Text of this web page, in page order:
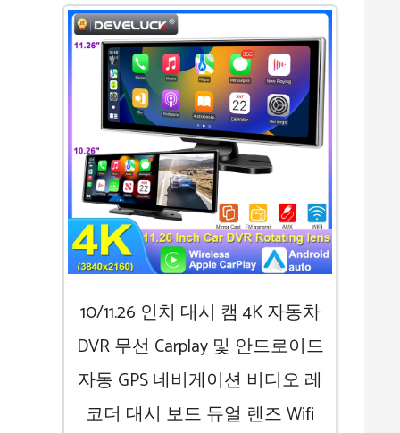
10/11.26 인치 대시 캠 4K 자동차
DVR 무선 Carplay 및 안드로이드
자동 GPS 네비게이션 비디오 레
코더 대시 보드 듀얼 렌즈 Wifi